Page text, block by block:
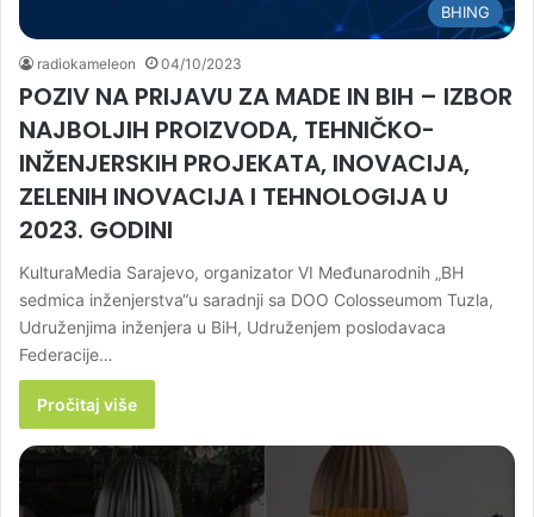
BHING
radiokameleon 04/10/2023
POZIV NA PRIJAVU ZA MADE IN BIH – IZBOR
NAJBOLJIH PROIZVODA, TEHNIČKO-
INŽENJERSKIH PROJEKATA, INOVACIJA,
ZELENIH INOVACIJA I TEHNOLOGIJA U
2023. GODINI
KulturaMedia Sarajevo, organizator VI Međunarodnih „BH
sedmica inženjerstva“u saradnji sa DOO Colosseumom Tuzla,
Udruženjima inženjera u BiH, Udruženjem poslodavaca
Federacije…
Pročitaj više